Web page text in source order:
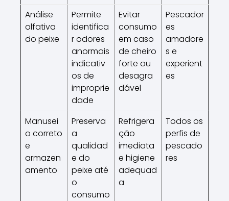
Análise
olfativa
do peixe
Permite
identifica
r odores
anormais
indicativ
os de
improprie
dade
Evitar
consumo
em caso
de cheiro
forte ou
desagra
dável
Pescador
es
amadore
s e
experient
es
Manusei
o correto
e
armazen
amento
Preserva
a
qualidad
e do
peixe até
o
consumo
Refrigera
ção
imediata
e higiene
adequad
a
Todos os
perfis de
pescado
res